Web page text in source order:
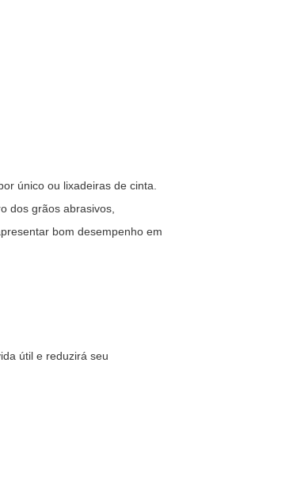
único ou lixadeiras de cinta.
dos grãos abrasivos,
bom desempenho em
útil e reduzirá seu